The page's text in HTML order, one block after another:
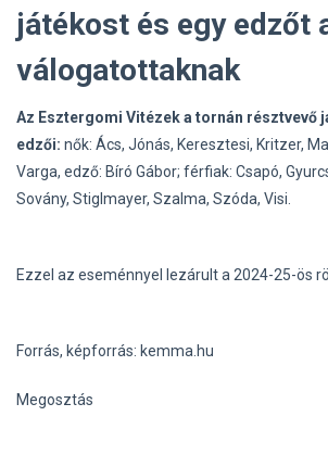
játékost és egy edzőt
válogatottaknak
Az Esztergomi Vitézek a tornán résztvevő
edzői: nők: Ács, Jónás, Keresztesi, Kritzer,
Varga, edző: Bíró Gábor; férfiak: Csapó,
Sovány, Stiglmayer, Szalma, Szóda, Visi.
Ezzel az eseménnyel lezárult a 2024-25-ös
Forrás, képforrás: kemma.hu
Megosztás